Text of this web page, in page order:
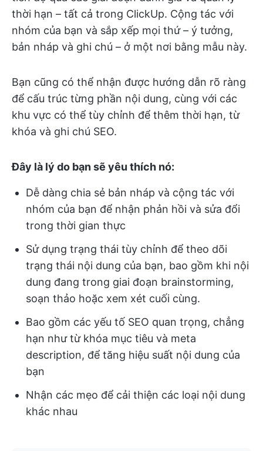
thời hạn – tất cả trong ClickUp. Cộng tác với
nhóm của bạn và sắp xếp mọi thứ – ý tưởng,
bản nháp và ghi chú – ở một nơi bằng mẫu này.
Bạn cũng có thể nhận được hướng dẫn rõ ràng
để cấu trúc từng phần nội dung, cùng với các
khu vực có thể tùy chỉnh để thêm thời hạn, từ
khóa và ghi chú SEO.
Đây là lý do bạn sẽ yêu thích nó:
Dễ dàng chia sẻ bản nháp và cộng tác với
nhóm của bạn để nhận phản hồi và sửa đổi
trong thời gian thực
Sử dụng trạng thái tùy chỉnh để theo dõi
trạng thái nội dung của bạn, bao gồm khi nội
dung đang trong giai đoạn brainstorming,
soạn thảo hoặc xem xét cuối cùng.
Bao gồm các yếu tố SEO quan trọng, chẳng
hạn như từ khóa mục tiêu và meta
description, để tăng hiệu suất nội dung của
bạn
Nhận các mẹo để cải thiện các loại nội dung
khác nhau